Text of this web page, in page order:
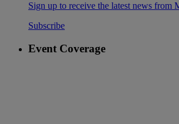
Sign up to receive the latest news from
Subscribe
Event Coverage